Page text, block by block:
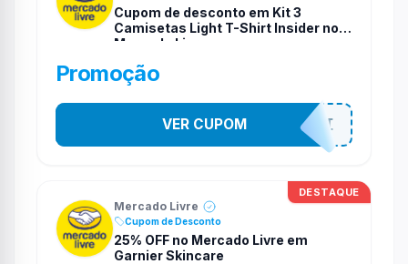
Cupom de desconto em Kit 3
Camisetas Light T-Shirt Insider no
Mercado Livre
Promoção
MODANOMELI
VER CUPOM
DESTAQUE
Mercado Livre
Cupom de Desconto
25% OFF no Mercado Livre em
Garnier Skincare